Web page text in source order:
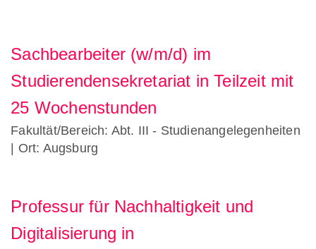
Sachbearbeiter (w/m/d) im
Studierendensekretariat in Teilzeit mit
25 Wochenstunden
Fakultät/Bereich: Abt. III - Studienangelegenheiten
| Ort: Augsburg
Professur für Nachhaltigkeit und
Digitalisierung in